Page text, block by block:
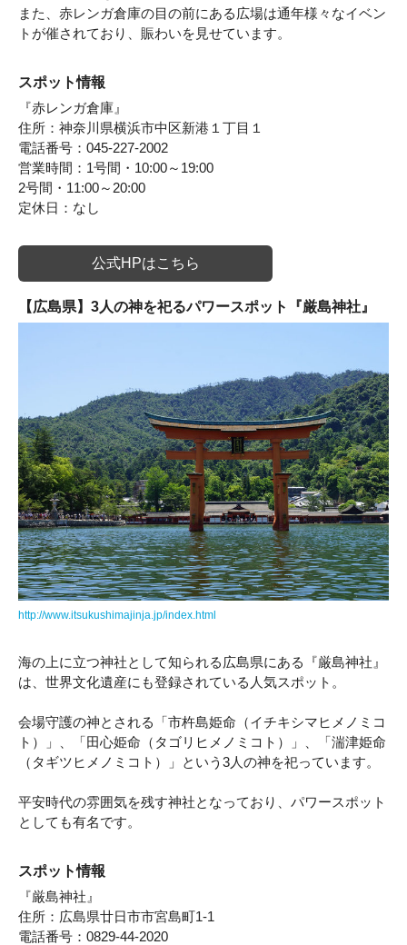
また、赤レンガ倉庫の目の前にある広場は通年様々なイベン
トが催されており、賑わいを見せています。
スポット情報
『赤レンガ倉庫』
住所：神奈川県横浜市中区新港１丁目１
電話番号：045-227-2002
営業時間：1号間・10:00～19:00
2号間・11:00～20:00
定休日：なし
公式HPはこちら
【広島県】3人の神を祀るパワースポット『厳島神社』
http://www.itsukushimajinja.jp/index.html
海の上に立つ神社として知られる広島県にある『厳島神社』
は、世界文化遺産にも登録されている人気スポット。
会場守護の神とされる「市杵島姫命（イチキシマヒメノミコ
ト）」、「田心姫命（タゴリヒメノミコト）」、「湍津姫命
（タギツヒメノミコト）」という3人の神を祀っています。
平安時代の雰囲気を残す神社となっており、パワースポット
としても有名です。
スポット情報
『厳島神社』
住所：広島県廿日市市宮島町1-1
電話番号：0829-44-2020